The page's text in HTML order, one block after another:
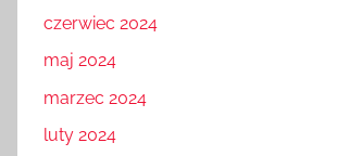
czerwiec 2024
maj 2024
marzec 2024
luty 2024